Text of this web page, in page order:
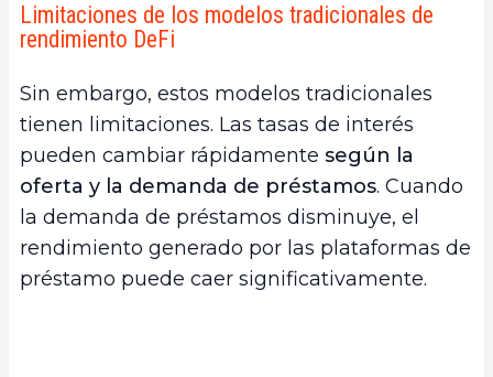
Limitaciones de los modelos tradicionales de
rendimiento DeFi
Sin embargo, estos modelos tradicionales
tienen limitaciones. Las tasas de interés
pueden cambiar rápidamente según la
oferta y la demanda de préstamos. Cuando
la demanda de préstamos disminuye, el
rendimiento generado por las plataformas de
préstamo puede caer significativamente.